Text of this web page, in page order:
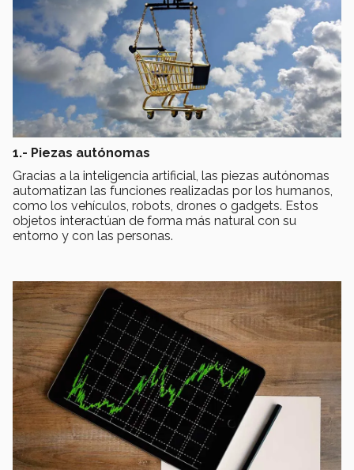
1.- Piezas autónomas
Gracias a la inteligencia artificial, las piezas autónomas
automatizan las funciones realizadas por los humanos,
como los vehículos, robots, drones o gadgets. Estos
objetos interactúan de forma más natural con su
entorno y con las personas.